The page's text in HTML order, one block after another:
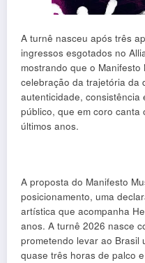
A turnê nasceu após três
ingressos esgotados no
mostrando que o Manifesto
celebração da trajetória da
autenticidade, consistência
público, que em coro canta
últimos anos.
A proposta do Manifesto
posicionamento, uma
artística que acompanha
anos. A turnê 2026 nasce
prometendo levar ao Brasil
quase três horas de palco